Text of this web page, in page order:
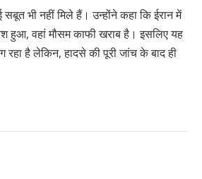
भी नहीं मिले हैं। उन्होंने कहा कि ईरान में
हुआ, वहां मौसम काफी खराब है। इसलिए यह
रहा है लेकिन, हादसे की पूरी जांच के बाद ही